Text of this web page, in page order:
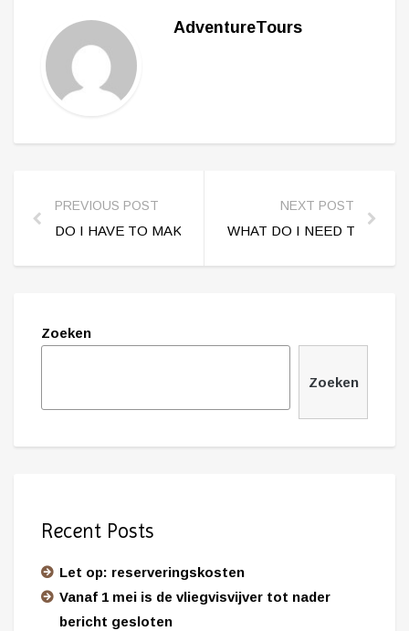
AdventureTours
PREVIOUS POST
DO I HAVE TO MAKE A RESERVATION OR CAN I
NEXT POST
WHAT DO I NEED TO
Zoeken
Zoeken
Recent Posts
Let op: reserveringskosten
Vanaf 1 mei is de vliegvisvijver tot nader
bericht gesloten